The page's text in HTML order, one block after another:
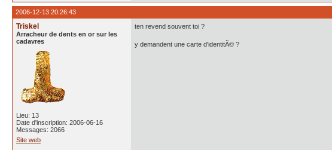
2006-12-13 20:26:43
Triskel
Arracheur de dents en or sur les
cadavres
Lieu: 13
Date d'inscription: 2006-06-16
Messages: 2066
Site web
ten revend souvent toi ?
y demandent une carte d'identitÃ© ?